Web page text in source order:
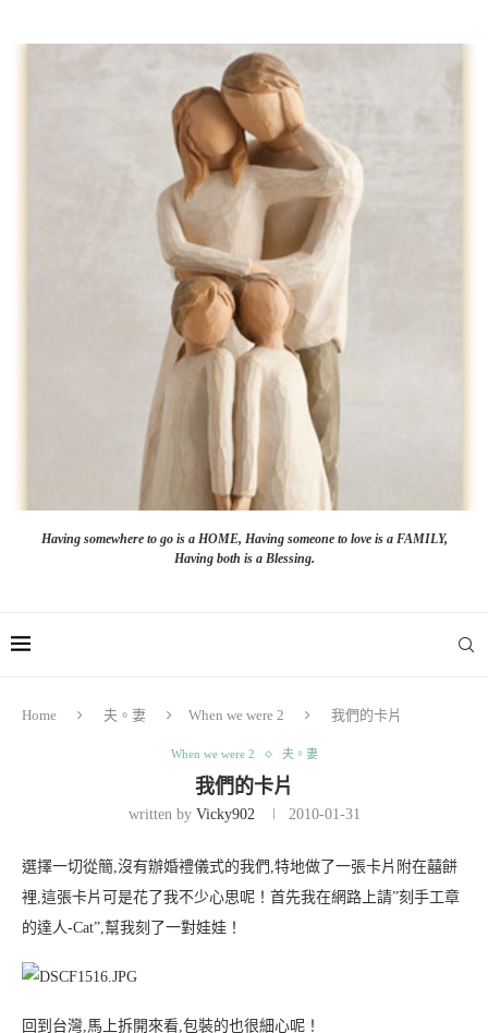
Having somewhere to go is a HOME, Having someone to love is a FAMILY,
Having both is a Blessing.
Home 夫。妻 When we were 2 我們的卡片
When we were 2 夫。妻
我們的卡片
written by Vicky902 2010-01-31
選擇一切從簡,沒有辦婚禮儀式的我們,特地做了一張卡片附在囍餅
裡,這張卡片可是花了我不少心思呢！首先我在網路上請”刻手工章
的達人-Cat”,幫我刻了一對娃娃！
回到台灣,馬上拆開來看,包裝的也很細心呢！